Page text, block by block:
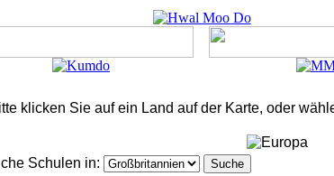
klicken Sie auf ein Land auf der Karte, oder
Schulen in: